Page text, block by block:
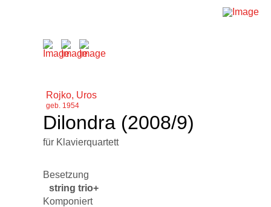
Rojko, Uros
geb. 1954
Dilondra (2008/9)
für Klavierquartett
Besetzung
string trio+
Komponiert